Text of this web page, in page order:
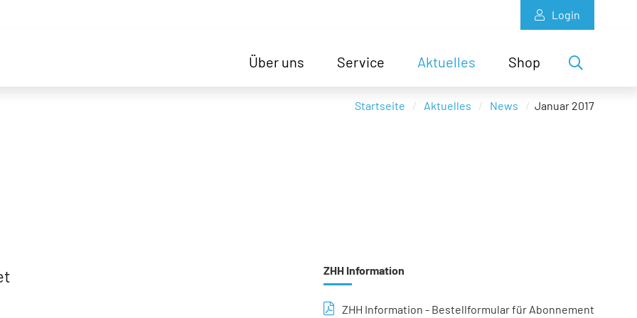
Login
Über uns Service Aktuelles Shop
Startseite Aktuelles News Januar 2017
ZHH Information
ZHH Information - Bestellformular für Abonnement